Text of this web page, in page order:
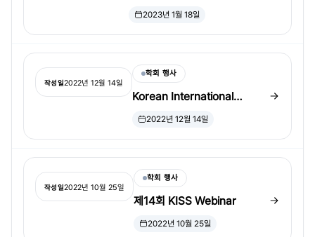
한 미국 PhD/MS program 정
2023년 1월 18일
작성일2022년 12월 14일
학회 행사
Korean International
Statistical Society (KISS)에
2022년 12월 14일
작성일2022년 10월 25일
학회 행사
제14회 KISS Webinar
2022년 10월 25일